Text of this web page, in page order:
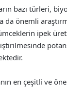
bazı türleri,
da önemli
ipek
en çeşitli ve